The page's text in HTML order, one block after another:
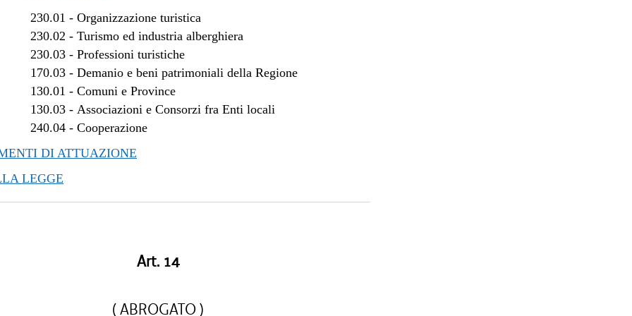
al 28/03/2018
2017 al 04/01/2018
2017 al 10/11/2017
2017 al 08/11/2017
2017 al 09/08/2017
2017 al 17/05/2017
2017 al 14/04/2017
al 08/01/2017
230.01 -Organizzazione turistica
230.02 -Turismo ed industria alberghiera
230.03 -Professioni turistiche
170.03 -Demanio e beni patrimoniali della Regione
130.01 -Comuni e Province
130.03 -Associazioni e Consorzi fra Enti locali
240.04 -Cooperazione
DI ATTUAZIONE
LEGGE
Art. 14
( ABROGATO )